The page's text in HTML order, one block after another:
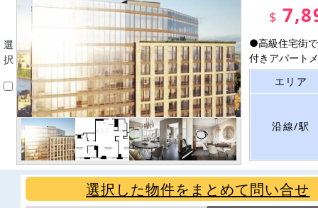
選
択
$
●高級住宅街
付きアパート
エリア
沿線/駅
選択した物件をまとめて問い合せ